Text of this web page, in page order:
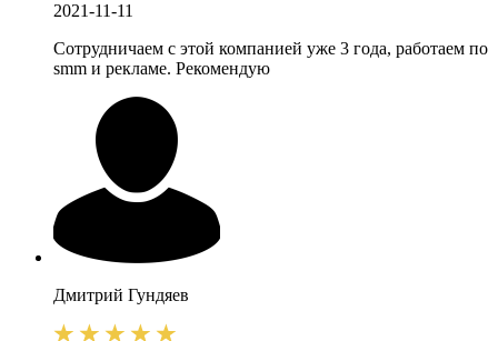
2021-11-11
Сотрудничаем с этой компанией уже 3 года, работаем по
smm и рекламе. Рекомендую
Дмитрий Гундяев